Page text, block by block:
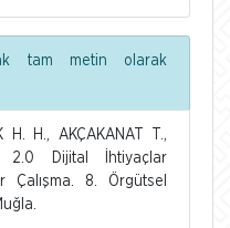
tam metin olarak
H. H., AKÇAKANAT T.,
2.0 Dijital İhtiyaçlar
Çalışma. 8. Örgütsel